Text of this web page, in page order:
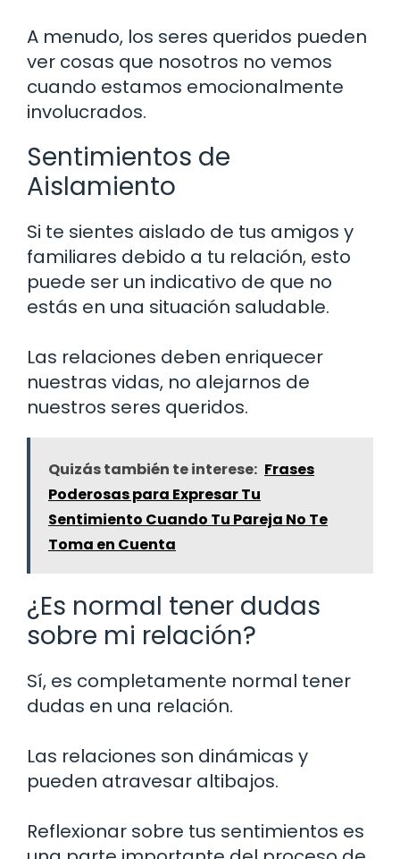
A menudo, los seres queridos pueden
ver cosas que nosotros no vemos
cuando estamos emocionalmente
involucrados.
Sentimientos de
Aislamiento
Si te sientes aislado de tus amigos y
familiares debido a tu relación, esto
puede ser un indicativo de que no
estás en una situación saludable.
Las relaciones deben enriquecer
nuestras vidas, no alejarnos de
nuestros seres queridos.
Quizás también te interese: Frases
Poderosas para Expresar Tu
Sentimiento Cuando Tu Pareja No Te
Toma en Cuenta
¿Es normal tener dudas
sobre mi relación?
Sí, es completamente normal tener
dudas en una relación.
Las relaciones son dinámicas y
pueden atravesar altibajos.
Reflexionar sobre tus sentimientos es